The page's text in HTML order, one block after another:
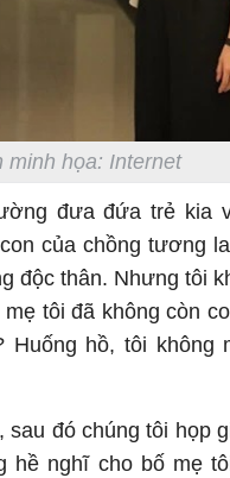
minh họa: Internet
đưa đứa trẻ kia
của chồng tương
độc thân. Nhưng tôi
tôi đã không còn
Huống hồ, tôi không
sau đó chúng tôi họp
hề nghĩ cho bố mẹ